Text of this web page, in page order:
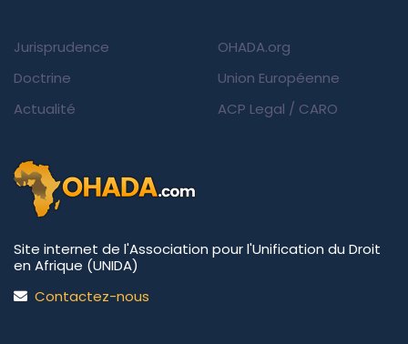
Jurisprudence
Doctrine
Actualité
OHADA.org
Union Européenne
ACP Legal / CARO
Site internet de l'Association pour l'Unification du Droit
en Afrique (UNIDA)
Contactez-nous